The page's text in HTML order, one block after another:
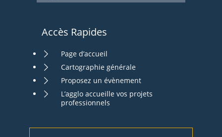
Accès Rapides
Page d’accueil
Cartographie générale
Proposez un évènement
L’agglo accueille vos projets
professionnels